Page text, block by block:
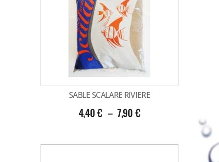
SABLE SCALARE RIVIERE
4,40€ – 7,90 €